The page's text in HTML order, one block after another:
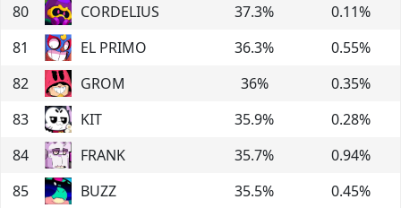
80
CORDELIUS 37.3% 0.11%
81
EL PRIMO 36.3% 0.55%
82
GROM 36% 0.35%
83
KIT 35.9% 0.28%
84
FRANK 35.7% 0.94%
85
BUZZ 35.5% 0.45%